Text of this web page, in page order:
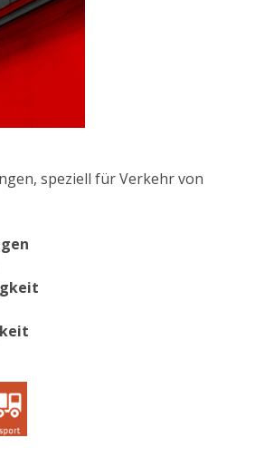
speziell für Verkehr von